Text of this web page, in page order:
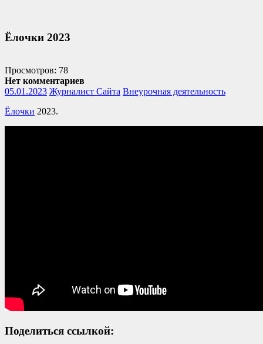
Ёлочки 2023
Просмотров: 78
Нет комментариев
05.01.2023 Журналист Сайта Внеурочная деятельность
Ёлочки 2023.
Поделиться ссылкой: